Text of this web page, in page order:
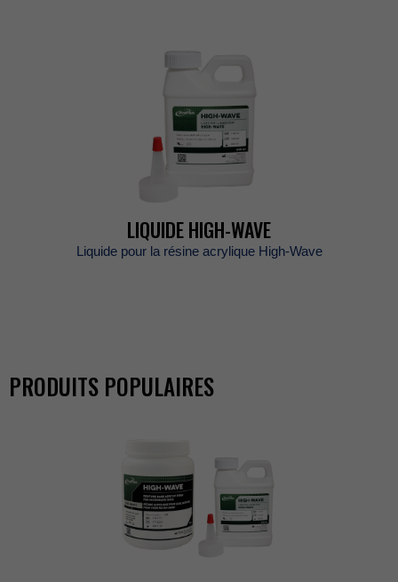
LIQUIDEHIGH-WAVE
LiquidepourlarésineacryliqueHigh-Wave
PRODUITSPOPULAIRES